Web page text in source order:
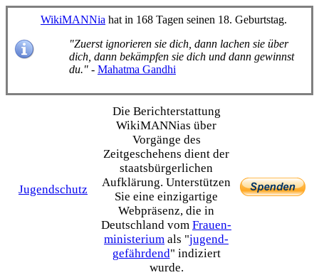
WikiMANNia hat in 168 Tagen seinen 18. Geburtstag.
"Zuerst ignorieren sie dich, dann lachen sie über
dich, dann bekämpfen sie dich und dann gewinnst
du." - Mahatma Gandhi
Jugendschutz
Die Bericht­erstattung
WikiMANNias über
Vorgänge des
Zeitgeschehens dient der
staats­bürgerlichen
Aufklärung. Unterstützen
Sie eine einzig­artige
Webpräsenz, die in
Deutschland vom Frauen­
ministerium als "jugend­
gefährdend" indiziert
wurde.